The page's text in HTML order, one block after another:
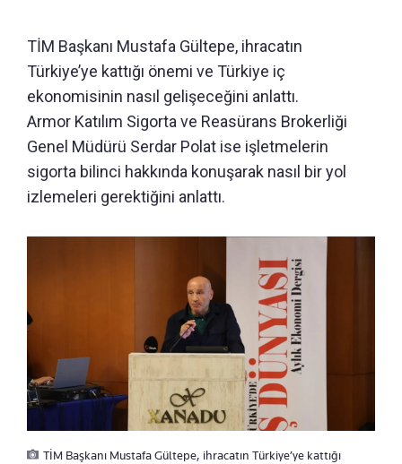
TİM Başkanı Mustafa Gültepe, ihracatın
Türkiye’ye kattığı önemi ve Türkiye iç
ekonomisinin nasıl gelişeceğini anlattı.
Armor Katılım Sigorta ve Reasürans Brokerliği
Genel Müdürü Serdar Polat ise işletmelerin
sigorta bilinci hakkında konuşarak nasıl bir yol
izlemeleri gerektiğini anlattı.
TİM Başkanı Mustafa Gültepe, ihracatın Türkiye’ye kattığı